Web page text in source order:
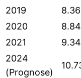
2019 8.36
2020
8.84
2021
9.34
2024
(Prognose)